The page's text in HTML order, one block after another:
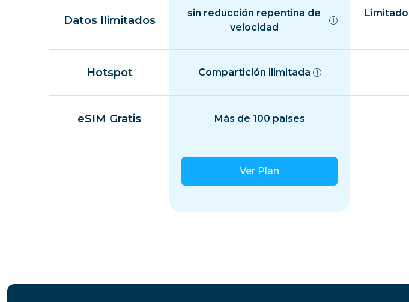
Datos Ilimitados
sin reducción repentina de
velocidad
Hotspot Compartición ilimitada
eSIM Gratis Más de 100 países
Ver Plan